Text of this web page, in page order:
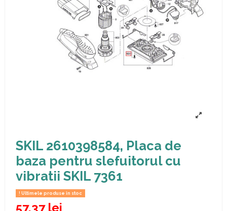
SKIL 2610398584, Placa de
baza pentru slefuitorul cu
vibratii SKIL 7361
Ultimele produse in stoc
57,37 lei